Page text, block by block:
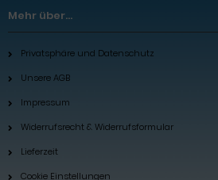
Mehr über...
Privatsphäre und Datenschutz
Unsere AGB
Impressum
Widerrufsrecht & Widerrufsformular
Lieferzeit
Cookie Einstellungen